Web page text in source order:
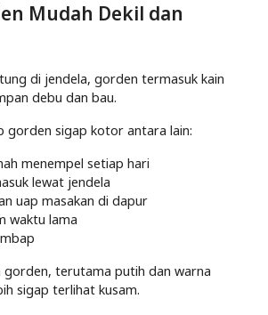
Mudah Dekil dan
di jendela, gorden termasuk kain
debu dan bau.
gorden sigap kotor antara lain:
menempel setiap hari
lewat jendela
uap masakan di dapur
waktu lama
gorden, terutama putih dan warna
sigap terlihat kusam.